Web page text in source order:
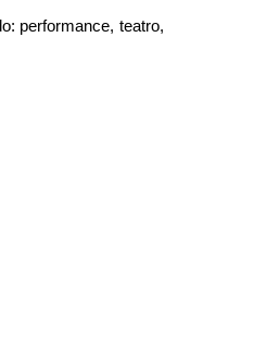
performance, teatro,